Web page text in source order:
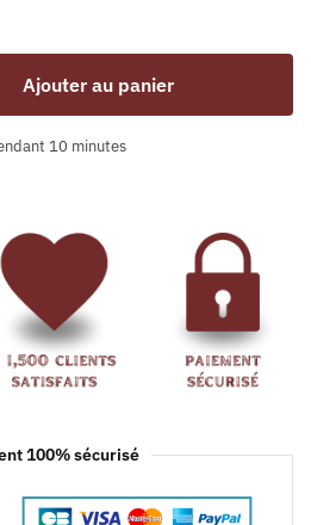
Ajouter au panier
10 minutes
100% sécurisé